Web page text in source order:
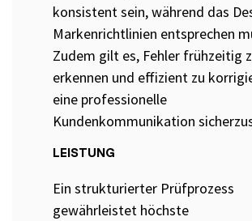
Testverfahren für den Softwaretest
Grundlagen IT-Sicherheitstests
Seminarthemen Trainingsformen
konsistent sein, während das
Markenrichtlinien entsprechen
Zudem gilt es, Fehler frühzeitig
erkennen und effizient zu
eine professionelle
Kundenkommunikation
LEISTUNG
Ein strukturierter Prüfprozess
gewährleistet höchste